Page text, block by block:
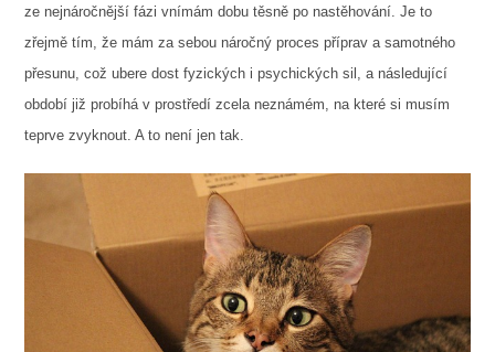
ze nejnáročnější fázi vnímám dobu těsně po nastěhování. Je to
zřejmě tím, že mám za sebou náročný proces příprav a samotného
přesunu, což ubere dost fyzických i psychických sil, a následující
období již probíhá v prostředí zcela neznámém, na které si musím
teprve zvyknout. A to není jen tak.